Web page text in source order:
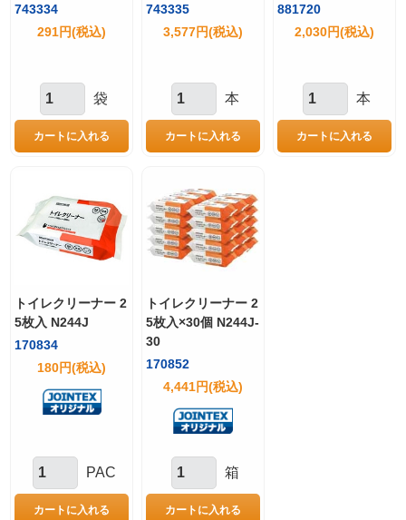
291円(税込)
743334
袋
3,577円(税込)
743335
本
2,030円(税込)
881720
本
180円(税込)
170834
トイレクリーナー 2
5枚入 N244J
PAC
4,441円(税込)
170852
トイレクリーナー 2
5枚入×30個 N244J-
30
箱